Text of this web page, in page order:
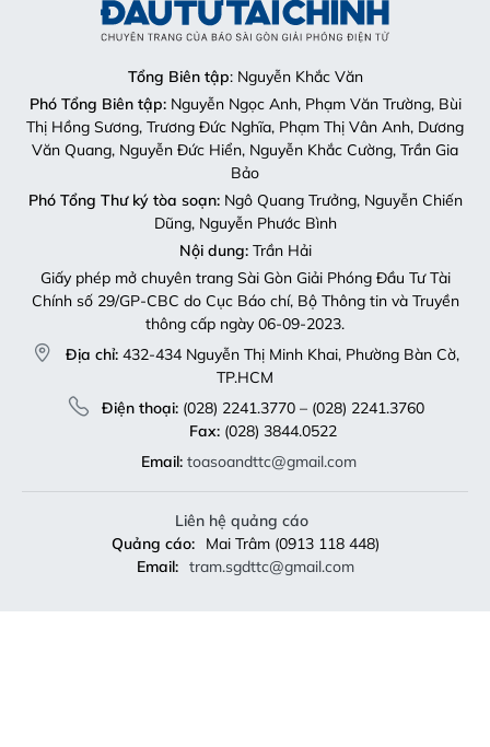
Tổng Biên tập: Nguyễn Khắc Văn
Phó Tổng Biên tập:Nguyễn Ngọc Anh, Phạm Văn Trường, Bùi
Thị Hồng Sương, Trương Đức Nghĩa, Phạm Thị Vân Anh, Dương
Văn Quang, Nguyễn Đức Hiển, Nguyễn Khắc Cường, Trần Gia
Bảo
Phó Tổng Thư ký tòa soạn:Ngô Quang Trưởng, Nguyễn Chiến
Dũng, Nguyễn Phước Bình
Nội dung:Trần Hải
Giấy phép mở chuyên trang Sài Gòn Giải Phóng Đầu Tư Tài
Chính số 29/GP-CBC do Cục Báo chí, Bộ Thông tin và Truyền
thông cấp ngày 06-09-2023.
Địa chỉ: 432-434 Nguyễn Thị Minh Khai, Phường Bàn Cờ,
TP.HCM
Điện thoại:(028) 2241.3770 – (028) 2241.3760
Fax:(028) 3844.0522
Email: toasoandttc@gmail.com
Liên hệ quảng cáo
Quảng cáo:
Mai Trâm (0913 118 448)
Email: tram.sgdttc@gmail.com